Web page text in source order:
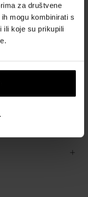
za društvene
mogu kombinirati s
ili koje su prikupili
brenda Jo Malone.
šarma stvorena za žene.
(biljka)